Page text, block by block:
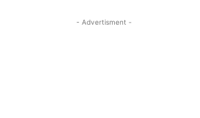
- Advertisment -